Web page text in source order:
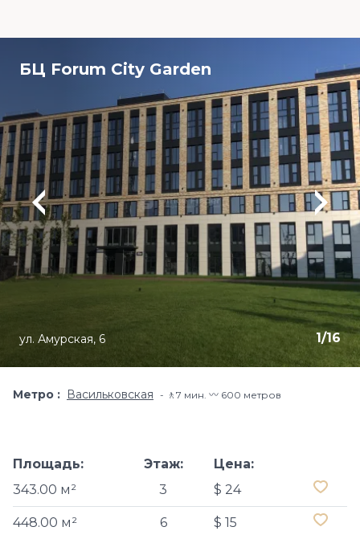
БЦ Forum City Garden
1/16
ул. Амурская, 6
Метро Васильковская 🚶7 мин. 〰️ 600 метров
Площадь:
343.00 м²
Этаж:
3
Цена:
$ 24
448.00 м² 6 $ 15